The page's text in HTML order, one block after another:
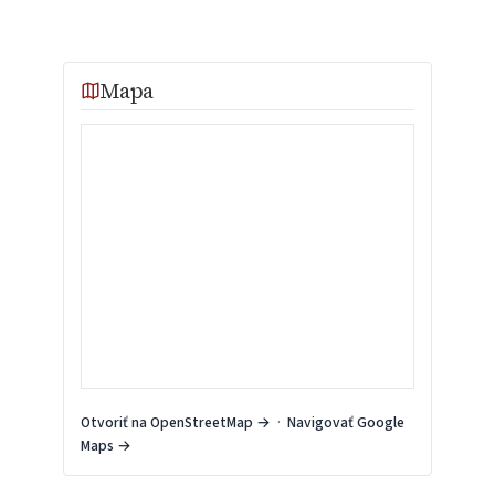
Mapa
Otvoriť na OpenStreetMap → · Navigovať Google
Maps →